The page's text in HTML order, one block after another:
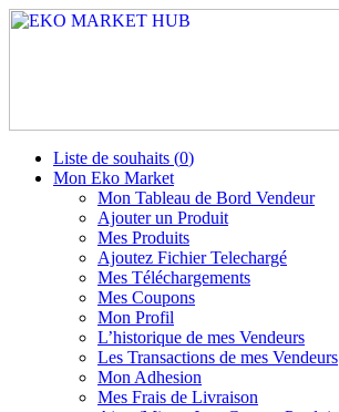
Liste de souhaits (0)
Mon Eko Market
Mon Tableau de Bord Vendeur
Ajouter un Produit
Mes Produits
Ajoutez Fichier Telechargé
Mes Téléchargements
Mes Coupons
Mon Profil
L’historique de mes Vendeurs
Les Transactions de mes Vendeurs
Mon Adhesion
Mes Frais de Livraison